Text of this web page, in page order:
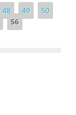
48 49
50
56